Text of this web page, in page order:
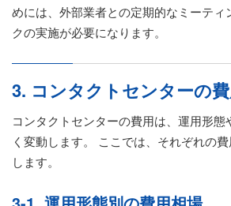
めには、外部業者との定期的なミーティ
クの実施が必要になります。
3. コンタクトセンターの
コンタクトセンターの費用は、運用形態
く変動します。 ここでは、それぞれの
します。